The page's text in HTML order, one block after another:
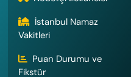
İstanbul Namaz
Vakitleri
Puan Durumu ve
Fikstür